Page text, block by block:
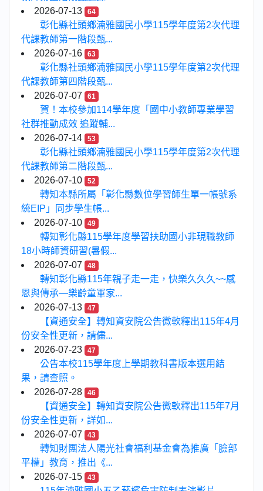
2026-07-13
64
彰化縣社頭鄉湳雅國民小學115學年度第2次代理
代課教師第一階段甄...
2026-07-16
63
彰化縣社頭鄉湳雅國民小學115學年度第2次代理
代課教師第四階段甄...
2026-07-07
61
賀！本校參加114學年度「國中小教師專業學習
社群推動成效 追蹤輔...
2026-07-14
53
彰化縣社頭鄉湳雅國民小學115學年度第2次代理
代課教師第二階段甄...
2026-07-10
52
轉知本縣所屬「彰化縣數位學習師生單一帳號系
統EIP」同步學生帳...
2026-07-10
49
轉知彰化縣115學年度學習扶助國小非現職教師
18小時師資研習(暑假...
2026-07-07
48
轉知彰化縣115年親子走一走，快樂久久久~~感
恩與傳承—樂齡童軍家...
2026-07-13
47
【資通安全】轉知資安院公告微軟釋出115年4月
份安全性更新，請儘...
2026-07-23
47
公告本校115學年度上學期教科書版本選用結
果，請查照。
2026-07-28
46
【資通安全】轉知資安院公告微軟釋出115年7月
份安全性更新，詳如...
2026-07-07
43
轉知財團法人陽光社會福利基金會為推廣「臉部
平權」教育，推出《...
2026-07-15
43